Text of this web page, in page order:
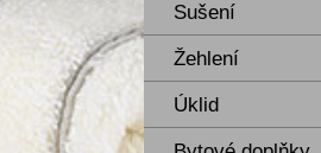
Sušení
Žehlení
Úklid